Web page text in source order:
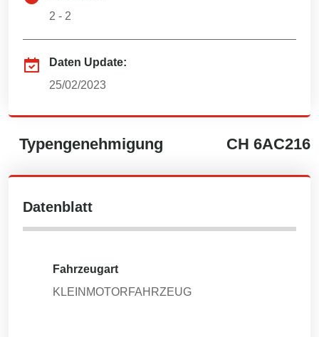
2 - 2
Daten Update:
25/02/2023
Typengenehmigung CH 6AC216
Datenblatt
Fahrzeugart
KLEINMOTORFAHRZEUG